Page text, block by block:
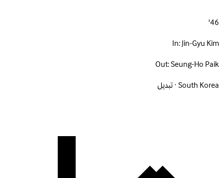
46'
In:Jin-Gyu Kim
Out:Seung-Ho Paik
South Korea · تبديل